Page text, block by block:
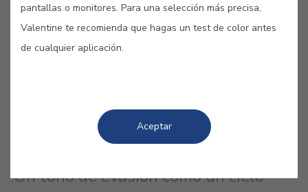
GUARDAR
Un tono de evasión como un cielo
pantallas o monitores. Para una selección más precisa,
Valentine te recomienda que hagas un test de color antes
de cualquier aplicación.
Aceptar